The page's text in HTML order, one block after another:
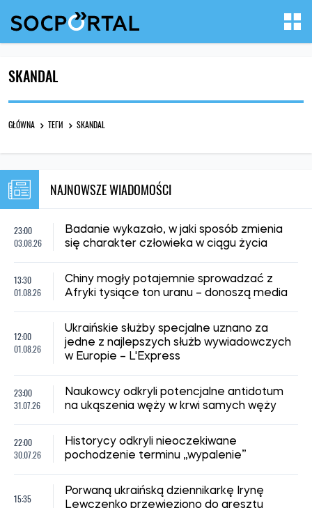
SKANDAL
GŁÓWNA ТЕГИ SKANDAL
NAJNOWSZE WIADOMOŚCI
23:00
03.08.26
Badanie wykazało, w jaki sposób zmienia
się charakter człowieka w ciągu życia
13:30
01.08.26
Chiny mogły potajemnie sprowadzać z
Afryki tysiące ton uranu – donoszą media
12:00
01.08.26
Ukraińskie służby specjalne uznano za
jedne z najlepszych służb wywiadowczych
w Europie – L'Express
23:00
31.07.26
Naukowcy odkryli potencjalne antidotum
na ukąszenia węży w krwi samych węży
22:00
30.07.26
Historycy odkryli nieoczekiwane
pochodzenie terminu „wypalenie”
15:35
Porwaną ukraińską dziennikarkę Irynę
Lewczenko przewieziono do aresztu